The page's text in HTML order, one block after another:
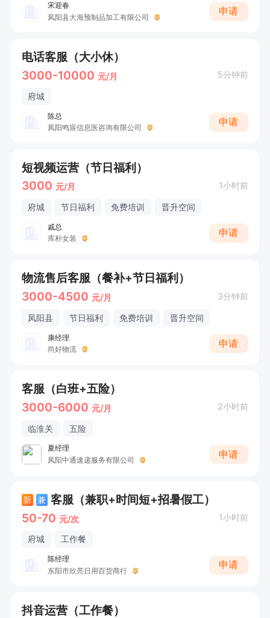
宋迎春
凤阳县大海预制品加工有限公司
申请
电话客服（大小休）
3000-10000 元/月 5分钟前
府城
陈总
凤阳鸣宸信息医咨询有限公司
申请
短视频运营（节日福利）
3000 元/月 1小时前
府城 节日福利 免费培训 晋升空间
戚总
库朴女装
申请
物流售后客服（餐补+节日福利）
3000-4500 元/月 3分钟前
凤阳县 节日福利 免费培训 晋升空间
康经理
尚好物流
申请
客服（白班+五险）
3000-6000 元/月 2小时前
临淮关 五险
夏经理
凤阳中通速递服务有限公司
申请
新 兼 客服（兼职+时间短+招暑假工）
50-70 元/次 1小时前
府城 工作餐
陈经理
东阳市欣亮日用百货商行
申请
抖音运营（工作餐）